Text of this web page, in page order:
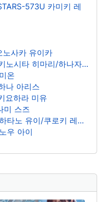
573U 카미키 레
노사카 유이카
타 히마리/하나자와 히마리
온
나 아리스
요하라 미유
미 스즈
노 유이/쿠로키 레이나
우 아이